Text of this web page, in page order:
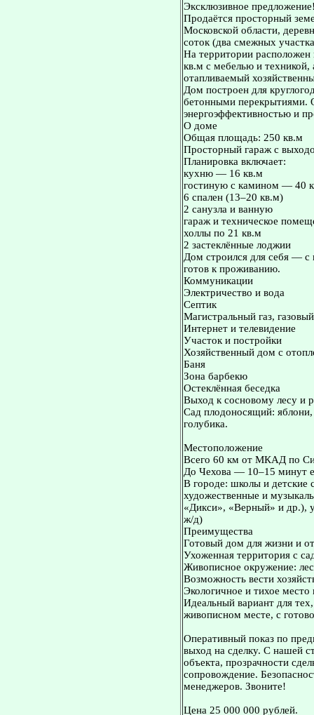
Эксклюзивное
Продаётся просторный
Московской области,
соток (два смежных
На территории
кв.м с мебелью и техникой,
отапливаемый
Дом построен для
бетонными перекрытиями.
энергоэффективностью и
О доме
Общая площадь: 250 кв.м
Просторный гараж с
Планировка включает:
кухню — 16 кв.м
гостиную с камином — 40
6 спален (13–20 кв.м)
2 санузла и ванную
гараж и техническое
холлы по 21 кв.м
2 застеклённые лоджии
Дом строился для себя —
готов к проживанию.
Коммуникации
Электричество и вода
Септик
Магистральный газ,
Интернет и телевидение
Участок и постройки
Хозяйственный дом с
Баня
Зона барбекю
Остеклённая беседка
Выход к сосновому лесу и
Сад плодоносящий:
голубика.
Местоположение
Всего 60 км от МКАД по
До Чехова — 10–15 минут
В городе: школы и детские
художественные и
«Дикси», «Верный» и др.),
ж/д)
Преимущества
Готовый дом для жизни и
Ухоженная территория с
Живописное окружение:
Возможность вести
Экологичное и тихое место
Идеальный вариант для
живописном месте, с
Оперативный показ по
выход на сделку. С нашей
объекта, прозрачности
сопровождение.
менеджеров. Звоните!
Цена 25 000 000 рублей.